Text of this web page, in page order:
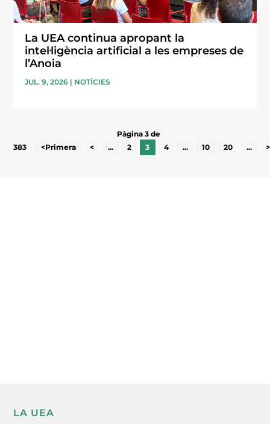
La UEA continua apropant la
intel·ligència artificial a les empreses de
l’Anoia
JUL. 9, 2026 | NOTÍCIES
Pàgina 3 de
383
<Primera < ... 2 3 4 ... 10 20 ... >
LA UEA